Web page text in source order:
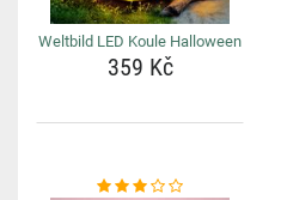
Weltbild LED Koule Halloween
359 Kč